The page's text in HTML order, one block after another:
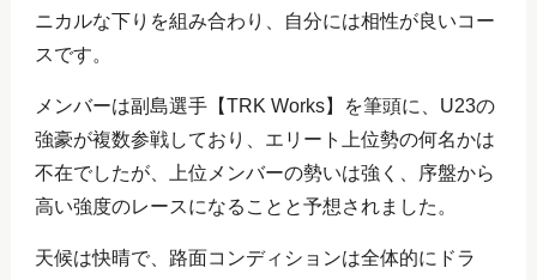
ニカルな下りを組み合わり、自分には相性が良いコー
スです。
メンバーは副島選手【TRK Works】を筆頭に、U23の
強豪が複数参戦しており、エリート上位勢の何名かは
不在でしたが、上位メンバーの勢いは強く、序盤から
高い強度のレースになることと予想されました。
天候は快晴で、路面コンディションは全体的にドラ